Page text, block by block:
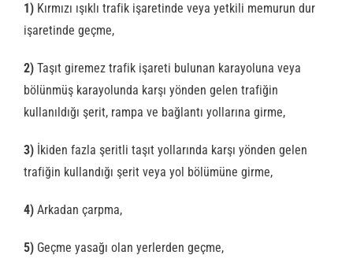
1) Kırmızı ışıklı trafik işaretinde veya yetkili memurun dur
işaretinde geçme,
2) Taşıt giremez trafik işareti bulunan karayoluna veya
bölünmüş karayolunda karşı yönden gelen trafiğin
kullanıldığı şerit, rampa ve bağlantı yollarına girme,
3) İkiden fazla şeritli taşıt yollarında karşı yönden gelen
trafiğin kullandığı şerit veya yol bölümüne girme,
4) Arkadan çarpma,
5) Geçme yasağı olan yerlerden geçme,